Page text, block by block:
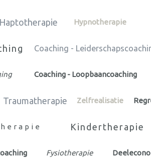
Hypnotherapie
Coaching -
Coaching - Loopbaancoaching
Traumatherapie Zelfrealisatie
Kindertherapie
Fysiotherapie